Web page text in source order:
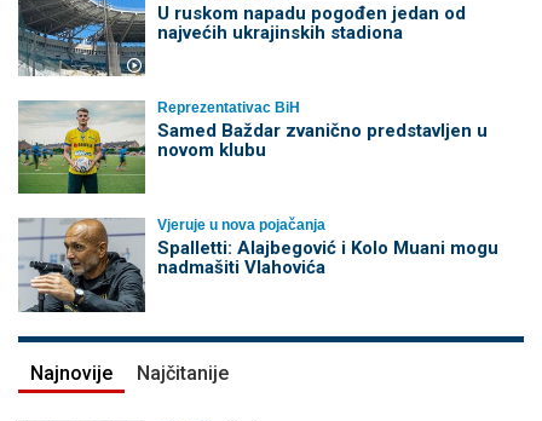
U ruskom napadu pogođen jedan od
najvećih ukrajinskih stadiona
Reprezentativac BiH
Samed Baždar zvanično predstavljen u
novom klubu
Vjeruje u nova pojačanja
Spalletti: Alajbegović i Kolo Muani mogu
nadmašiti Vlahovića
Najnovije Najčitanije